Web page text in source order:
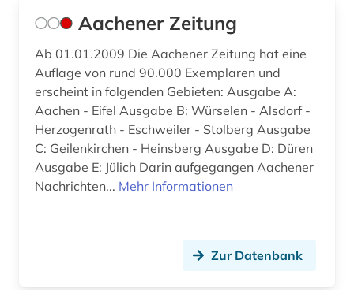
balkanromanistik (1)
baltikum (2)
baltistik (1)
bamberg (3)
bangkok (1)
Aachener Zeitung
Ab 01.01.2009 Die Aachener Zeitung hat eine
Auflage von rund 90.000 Exemplaren und
erscheint in folgenden Gebieten: Ausgabe A:
Aachen - Eifel Ausgabe B: Würselen - Alsdorf -
Herzogenrath - Eschweiler - Stolberg Ausgabe
C: Geilenkirchen - Heinsberg Ausgabe D: Düren
Ausgabe E: Jülich Darin aufgegangen Aachener
Nachrichten... Mehr Informationen
Zur Datenbank